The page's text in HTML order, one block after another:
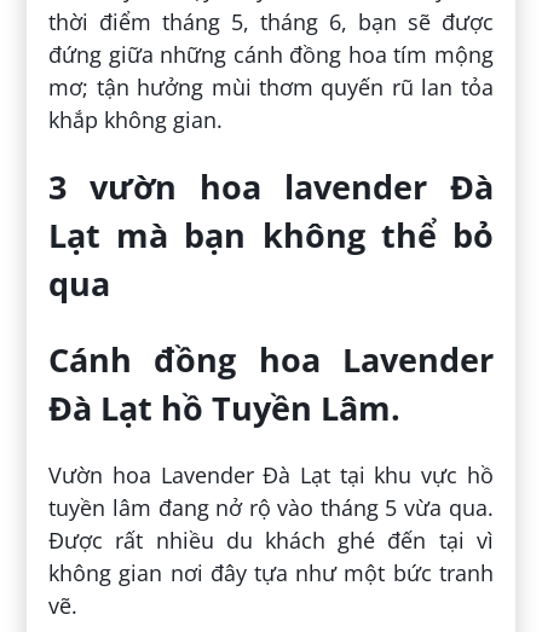
thời điểm tháng 5, tháng 6, bạn sẽ được
đứng giữa những cánh đồng hoa tím mộng
mơ; tận hưởng mùi thơm quyến rũ lan tỏa
khắp không gian.
3 vườn hoa lavender Đà
Lạt mà bạn không thể bỏ
qua
Cánh đồng hoa Lavender
Đà Lạt hồ Tuyền Lâm.
Vườn hoa Lavender Đà Lạt tại khu vực hồ
tuyền lâm đang nở rộ vào tháng 5 vừa qua.
Được rất nhiều du khách ghé đến tại vì
không gian nơi đây tựa như một bức tranh
vẽ.